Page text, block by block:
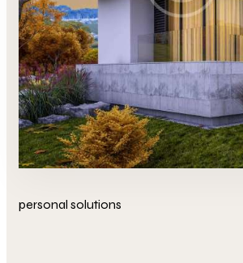
personal solutions